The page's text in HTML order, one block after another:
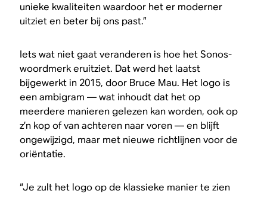
unieke kwaliteiten waardoor het er moderner
uitziet en beter bij ons past.”
Iets wat niet gaat veranderen is hoe het Sonos-
woordmerk eruitziet. Dat werd het laatst
bijgewerkt in 2015, door Bruce Mau. Het logo is
een ambigram — wat inhoudt dat het op
meerdere manieren gelezen kan worden, ook op
z’n kop of van achteren naar voren — en blijft
ongewijzigd, maar met nieuwe richtlijnen voor de
oriëntatie.
“Je zult het logo op de klassieke manier te zien